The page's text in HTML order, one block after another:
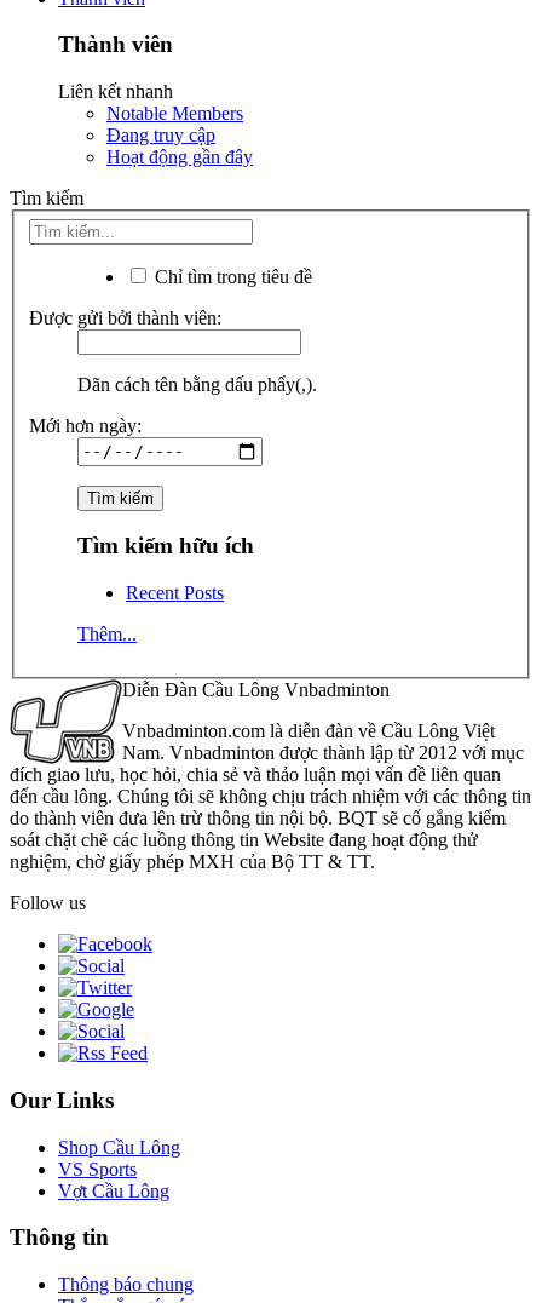
Thành viên
Liên kết nhanh
Notable Members
Đang truy cập
Hoạt động gần đây
Tìm kiếm
Chỉ tìm trong tiêu đề
Được gửi bởi thành viên:
Dãn cách tên bằng dấu phẩy(,).
Mới hơn ngày:
Tìm kiếm hữu ích
Recent Posts
Thêm...
Diễn Đàn Cầu Lông Vnbadminton
Vnbadminton.com là diễn đàn về Cầu Lông Việt
Nam. Vnbadminton được thành lập từ 2012 với mục
đích giao lưu, học hỏi, chia sẻ và thảo luận mọi vấn đề liên quan
đến cầu lông. Chúng tôi sẽ không chịu trách nhiệm với các thông tin
do thành viên đưa lên trừ thông tin nội bộ. BQT sẽ cố gắng kiểm
soát chặt chẽ các luồng thông tin Website đang hoạt động thử
nghiệm, chờ giấy phép MXH của Bộ TT & TT.
Follow us
Our Links
Shop Cầu Lông
VS Sports
Vợt Cầu Lông
Thông tin
Thông báo chung